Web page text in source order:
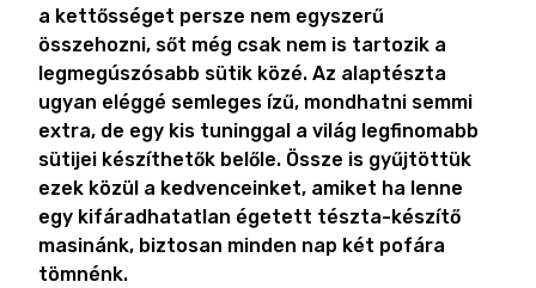
a kettősséget persze nem egyszerű
összehozni, sőt még csak nem is tartozik a
legmegúszósabb sütik közé. Az alaptészta
ugyan eléggé semleges ízű, mondhatni semmi
extra, de egy kis tuninggal a világ legfinomabb
sütijei készíthetők belőle. Össze is gyűjtöttük
ezek közül a kedvenceinket, amiket ha lenne
egy kifáradhatatlan égetett tészta-készítő
masinánk, biztosan minden nap két pofára
tömnénk.